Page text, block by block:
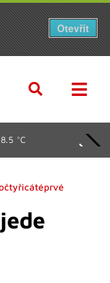
°C
Otevřít